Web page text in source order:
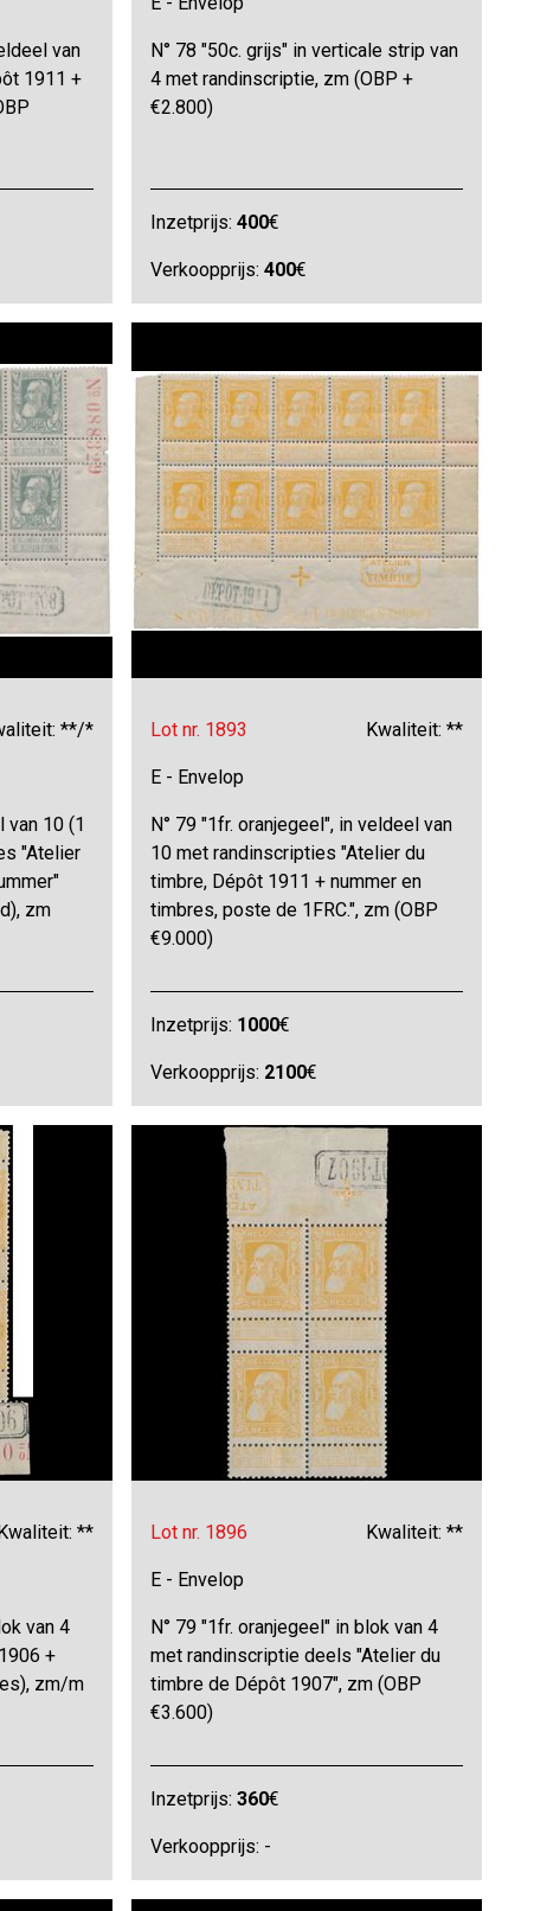
van
1911 +
N° 78 "50c. grijs" in verticale strip van
4 met randinscriptie, zm (OBP +
€2.800)
Inzetprijs:400€
Verkoopprijs:400€
**/*
van 10 (1
"Atelier
zm
Lot nr. 1893 Kwaliteit: **
E - Envelop
N° 79 "1fr. oranjegeel", in veldeel van
10 met randinscripties "Atelier du
timbre, Dépôt 1911 + nummer en
timbres, poste de 1FRC.", zm (OBP
€9.000)
Inzetprijs: 1000€
Verkoopprijs: 2100€
Kwaliteit: **
van 4
+
zm/m
Lot nr. 1896 Kwaliteit: **
E - Envelop
N° 79 "1fr. oranjegeel" in blok van 4
met randinscriptie deels "Atelier du
timbre de Dépôt 1907", zm (OBP
€3.600)
Inzetprijs:360€
Verkoopprijs: -